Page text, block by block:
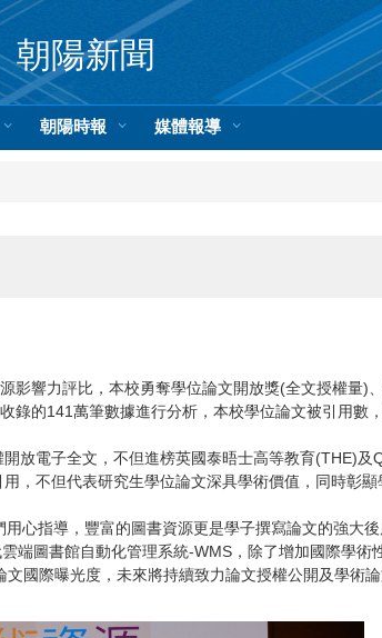
朝陽新聞
朝陽時報 媒體報導
響力評比，本校勇奪學位論文開放獎(全文授權量)
的141萬筆數據進行分析，本校學位論文被引用數
放電子全文，不但進榜英國泰晤士高等教育(THE)及
，不但代表研究生學位論文深具學術價值，同時彰
心指導，豐富的圖書資源更是學子撰寫論文的強大
圖書館自動化管理系統-WMS，除了增加國際學術
國際曝光度，未來將持續致力論文授權公開及學術